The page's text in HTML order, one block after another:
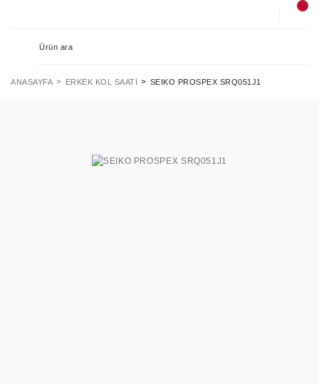
ANASAYFA ERKEK KOL SAATI SEIKO PROSPEX SRQ051J1